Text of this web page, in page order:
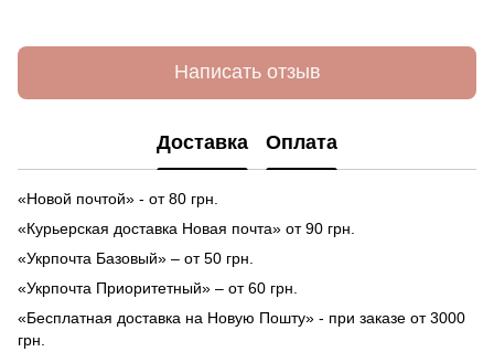
Написать отзыв
Доставка Оплата
«Новой почтой» - от 80 грн.
«Курьерская доставка Новая почта» от 90 грн.
«Укрпочта Базовый» – от 50 грн.
«Укрпочта Приоритетный» – от 60 грн.
«Бесплатная доставка на Новую Пошту» - при заказе от 3000
грн.